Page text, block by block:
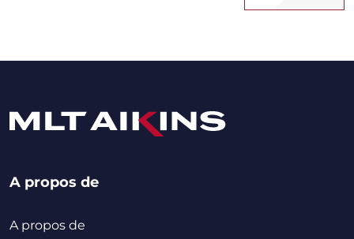
A propos de
A propos de